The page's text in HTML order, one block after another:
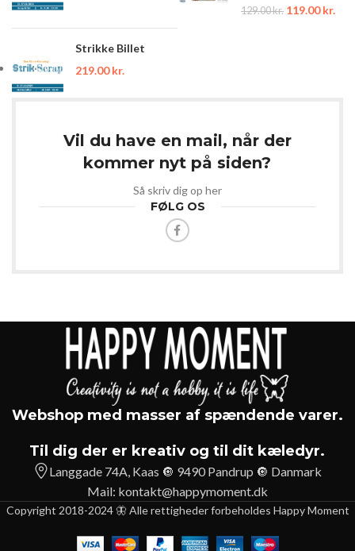
Strikke Billet
219.00kr.
129.00kr. 119.00kr.
Vil du have en mail, når der
kommer nyt på siden?
Så skriv dig op her
FØLG OS
Webshop med masser af spændende varer.
Til dig der er kreativ og til dit kæledyr.
Langgade 74A, Kaas 🔘 9490 Pandrup 🔘 Danmark
Mail: kontakt@happymoment.dk
Copyright 2018-2024 🦋 Alle rettigheder forbeholdes Happy Moment